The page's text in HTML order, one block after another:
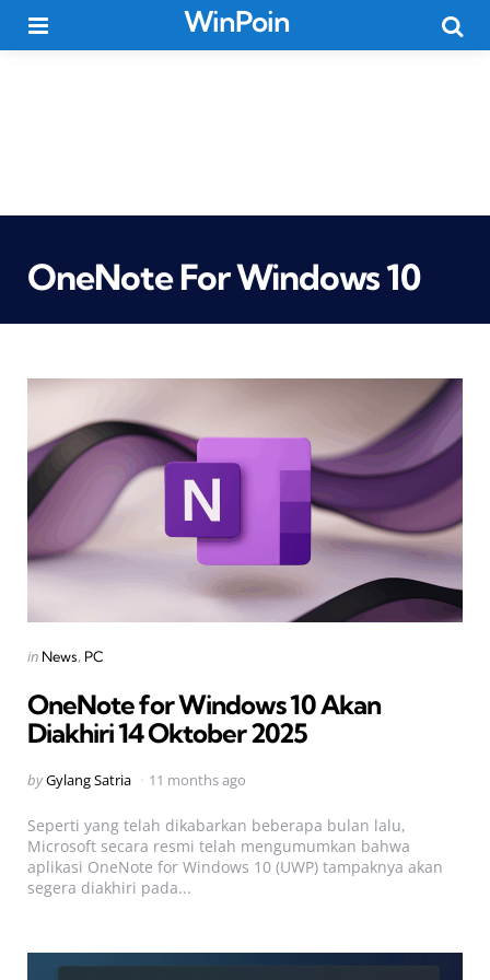
WinPoin
OneNote For Windows 10
Categories
Posted
in News PC
OneNote for Windows 10 Akan
Diakhiri 14 Oktober 2025
Posted
byGylang Satria 11 months ago
Seperti yang telah dikabarkan beberapa bulan lalu,
Microsoft secara resmi telah mengumumkan bahwa
aplikasi OneNote for Windows 10 (UWP) tampaknya akan
segera diakhiri pada...